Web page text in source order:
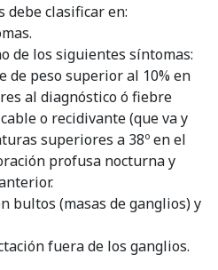
debe clasificar en:
de los siguientes síntomas:
de peso superior al 10% en
al diagnóstico ó fiebre
o recidivante (que va y
superiores a 38º en el
profusa nocturna y
bultos (masas de ganglios) y
fuera de los ganglios.